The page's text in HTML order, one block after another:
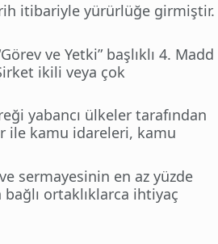
itibariyle yürürlüğe girmiştir.
ve Yetki” başlıklı 4. Madd
ikili veya çok
yabancı ülkeler tarafından
ile kamu idareleri, kamu
sermayesinin en az yüzde
ortaklıklarca ihtiyaç